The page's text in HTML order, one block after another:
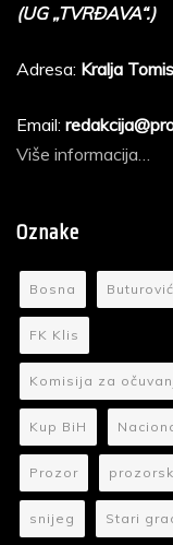
(UG „TVRĐAVA“.)
Adresa: Kralja
Email:
Više informacija…
Oznake
Bosna
FK Klis
Komisija za
Kup BiH
Prozor
snijeg Stari